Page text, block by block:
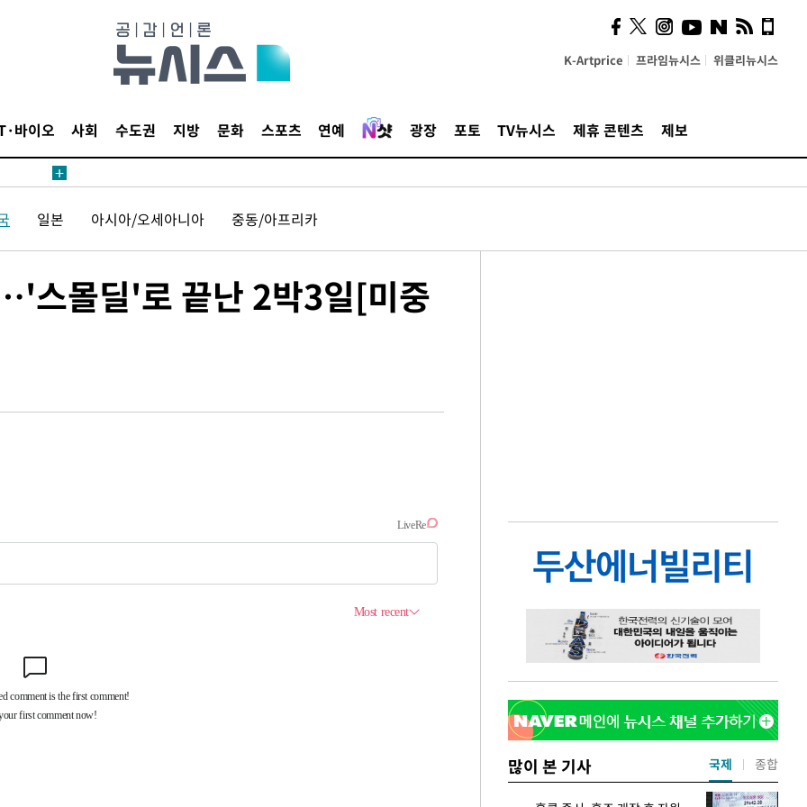
K-Artprice 프라임뉴시스 위클리뉴시스
바이오 사회 수도권 지방 문화 스포츠 연예 광장 포토 TV뉴시스 제휴 콘텐츠 제보
일본 아시아/오세아니아 중동/아프리카
스몰딜'로 끝난 2박3일[미중
많이 본 기사 국제 종합